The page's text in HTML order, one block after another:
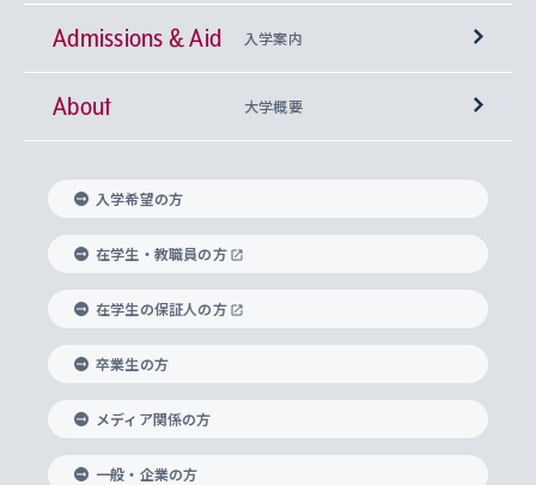
文学部
総合人間科学部
経済学部
外国語学部
総合グローバル学部
国際教養学部
上智大学の全学共通教育
基盤教育センター
キリスト教人間学
身体知
思考と表現
データサイエンス
上智大学の語学教育
言語教育研究センター
上智大学のグローバル教育
グローバル教育センター
上智大学で学ぶ
海外で学ぶ
学びのサポート
大学院
神学研究科
助産学専攻科
生涯学習
キリスト教文化研究所
中世思想研究所
国際言語情報研究所
グローバル・コンサーン研究所
比較文化研究所
ヨーロッパ研究所
Sophia Open Research Weeks (SORW)
産官学連携
知的財産
研究支援制度
重点領域研究・自由課題研究
研究活動に関する法令・研究費の使用について
学期区分と授業時間割
課外活動
課外教育プログラム
ボランティア活動
グローバルな学びのコミュニティ
学生の相談窓口
心身の健康相談
ハラスメント防止の取り組み
障がいのある学生への支援
キャリア形成サポート
キャリア形成支援プログラム
住まいのサポート
Admissions & Aid 入学案内
上智大学で取得できる学位
入れの方針）
科目等履修生
研究生・外国人特別研究生・国費留学生
交換留学生(海外大学から上智大学で学ぶ)
ノンディグリー生
About 大学概要
理事長・学長メッセージ
学長・副学長紹介
上智大学の精神
上智大学の理念
上智大学の沿革
ソフィア・アーカイブズ
グローバルエンゲージメント
上智大学を訪れた世界の知性
上智大学公式ソーシャルメディア
学校法人上智学院について
入学希望の方
在学生・教職員の方
在学生の保証人の方
卒業生の方
メディア関係の方
一般・企業の方